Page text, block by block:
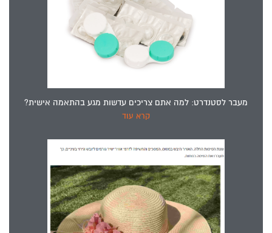
מעבר לסטנדרט: למה אתם צריכים עדשות מגע בהתאמה אישית?
קרא עוד